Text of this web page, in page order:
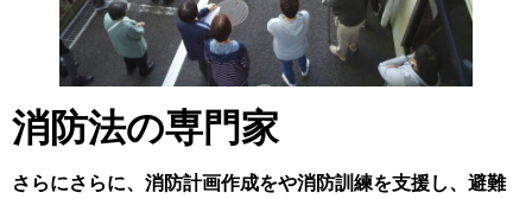
消防法の専門家
さらにさらに、消防計画作成をや消防訓練を支援し、避難